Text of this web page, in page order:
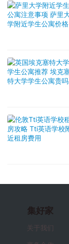
集好家
关于我们